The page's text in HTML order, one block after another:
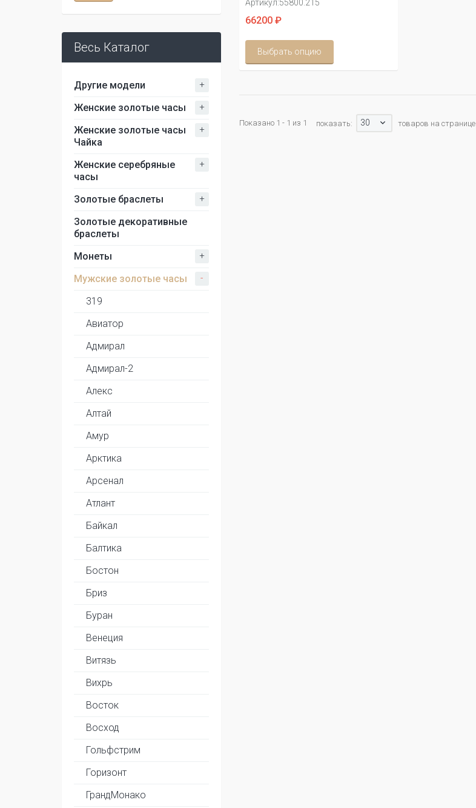
Весь Каталог
Другие модели +
Женские золотые часы +
Женские золотые часы
Чайка
+
Женские серебряные
часы
+
Золотые браслеты +
Золотые декоративные
браслеты
Монеты
+
Мужские золотые часы -
319
Авиатор
Адмирал
Адмирал-2
Алекс
Алтай
Амур
Арктика
Арсенал
Атлант
Байкал
Балтика
Бостон
Бриз
Буран
Венеция
Витязь
Вихрь
Восток
Восход
Гольфстрим
Горизонт
ГрандМонако
Артикул:55800.215
66200 ₽
Выбрать опцию
Показано 1 - 1 из 1 показать: 30 товаров на странице